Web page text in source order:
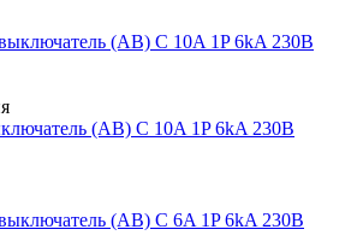
(АВ) C 10A 1P 6kA 230В